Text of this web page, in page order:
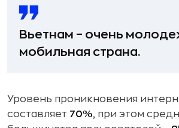
Вьетнам – очень
мобильная страна.
Уровень проникновения
составляет 70%, при этом